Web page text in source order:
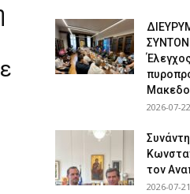
2026-07-22
τον
2026-07-21